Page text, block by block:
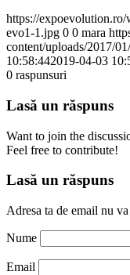
https://
evo1-1.jpg 0 0 mara
content/uploads/2017/
10:58:442019-04-03
0 raspunsuri
Lasă un răspuns
Want to join the
Feel free to contribute!
Lasă un răspuns
Adresa ta de email nu
Nume
Email